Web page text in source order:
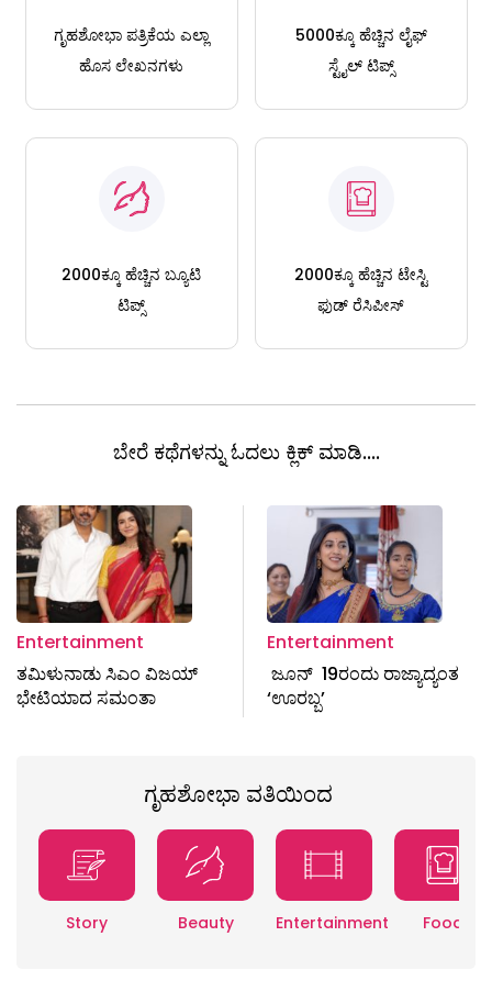
ಗೃಹಶೋಭಾ ಪತ್ರಿಕೆಯ ಎಲ್ಲಾ
ಹೊಸ ಲೇಖನಗಳು
5000ಕ್ಕೂ ಹೆಚ್ಚಿನ ಲೈಫ್
ಸ್ಟೈಲ್ ಟಿಪ್ಸ್
2000ಕ್ಕೂ ಹೆಚ್ಚಿನ ಬ್ಯೂಟಿ
ಟಿಪ್ಸ್
2000ಕ್ಕೂ ಹೆಚ್ಚಿನ ಟೇಸ್ಟಿ
ಫುಡ್ ರೆಸಿಪೀಸ್
ಬೇರೆ ಕಥೆಗಳನ್ನು ಓದಲು ಕ್ಲಿಕ್ ಮಾಡಿ....
Entertainment
ತಮಿಳುನಾಡು ಸಿಎಂ ವಿಜಯ್
ಭೇಟಿಯಾದ ಸಮಂತಾ
Entertainment
ಜೂನ್ 19ರಂದು ರಾಜ್ಯಾದ್ಯಂತ
‘ಊರಬ್ಬ’
ಗೃಹಶೋಭಾ ವತಿಯಿಂದ
Story Beauty Entertainment Food